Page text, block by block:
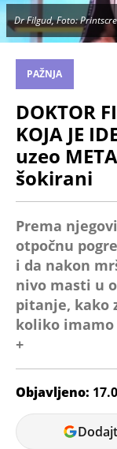
Dr Filgud, Foto:
PAŽNJA
DOKTOR
KOJA JE
uzeo
šokirani
Prema
otpočnu
i da nakon
nivo masti u
pitanje, kako
koliko
+
Objavljeno:
Vanja
Pejić